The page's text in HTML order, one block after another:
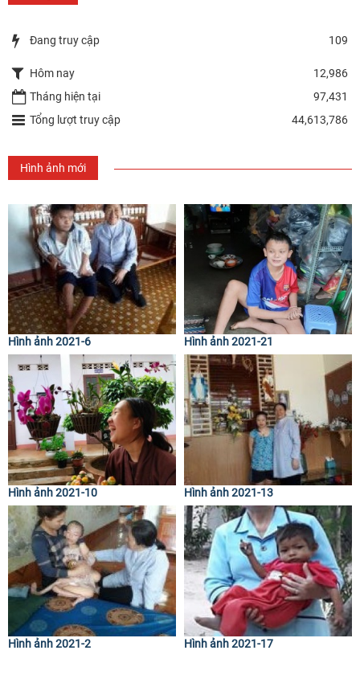
Đang truy cập 109
Hôm nay
12,986
Tháng hiện tại
97,431
Tổng lượt truy cập
44,613,786
Hình ảnh mới
Hình ảnh 2021-6 Hình ảnh 2021-21
Hình ảnh 2021-10 Hình ảnh 2021-13
Hình ảnh 2021-2 Hình ảnh 2021-17